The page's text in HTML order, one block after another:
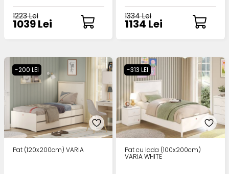
1223 Lei
1039 Lei
1334 Lei
1134 Lei
-200 LEI
Pat (120x200cm) VARIA
-313 LEI
Pat cu lada (100x200cm)
VARIA WHITE